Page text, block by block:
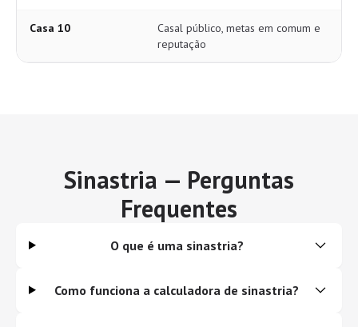
Casa 10
Casal público, metas em comum e
reputação
Sinastria — Perguntas
Frequentes
O que é uma sinastria?
Como funciona a calculadora de sinastria?